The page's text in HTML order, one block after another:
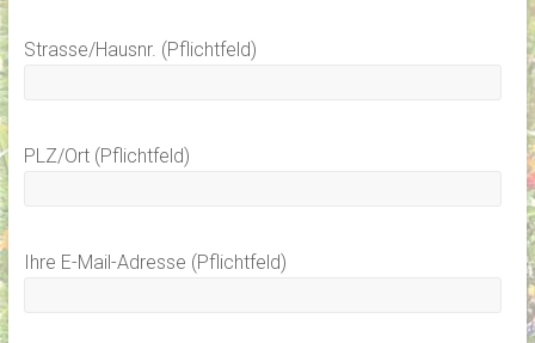
Strasse/Hausnr. (Pflichtfeld)
PLZ/Ort (Pflichtfeld)
Ihre E-Mail-Adresse (Pflichtfeld)